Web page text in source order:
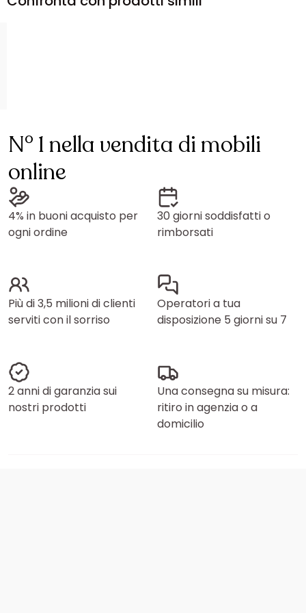
N° 1 nella vendita di mobili
online
4% in buoni acquisto per
ogni ordine
30 giorni soddisfatti o
rimborsati
Più di 3,5 milioni di clienti
serviti con il sorriso
Operatori a tua
disposizione 5 giorni su 7
2 anni di garanzia sui
nostri prodotti
Una consegna su misura:
ritiro in agenzia o a
domicilio